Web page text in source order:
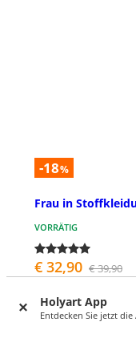
Holyart App
Entdecken Sie jetzt
-18%
Frau in
VORRÄTIG
€ 32,90 € 39,90